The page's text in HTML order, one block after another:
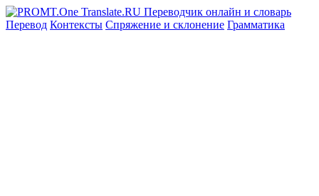
Перевод Контексты Спряжение и склонение Грамматика